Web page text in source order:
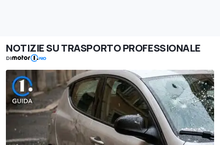
NOTIZIE SU TRASPORTO PROFESSIONALE
DI